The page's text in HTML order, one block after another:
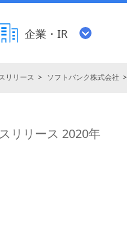
企業・IR
リリース ソフトバンク株式会社
リリース 2020年